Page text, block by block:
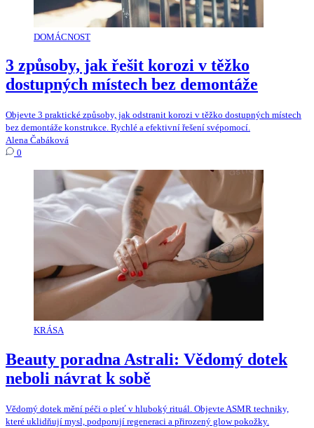
DOMÁCNOST
3 způsoby, jak řešit korozi v těžko
dostupných místech bez demontáže
Objevte 3 praktické způsoby, jak odstranit korozi v těžko dostupných místech
bez demontáže konstrukce. Rychlé a efektivní řešení svépomocí.
Alena Čabáková
0
KRÁSA
Beauty poradna Astrali: Vědomý dotek
neboli návrat k sobě
Vědomý dotek mění péči o pleť v hluboký rituál. Objevte ASMR techniky,
které uklidňují mysl, podporují regeneraci a přirozený glow pokožky.